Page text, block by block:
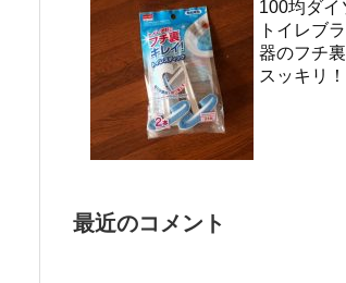
100均ダイ
トイレブ
器のフチ
スッキリ！
最近のコメント